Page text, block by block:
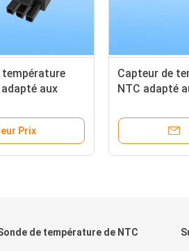
température
aux
Prix
Capteur de
NTC adapté
de température de NTC